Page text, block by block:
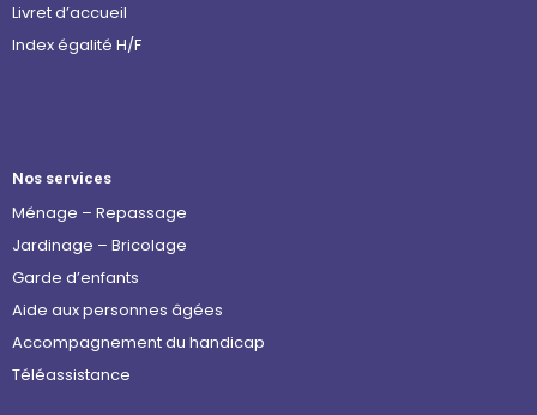
Livret d’accueil
Index égalité H/F
Nos services
Ménage – Repassage
Jardinage – Bricolage
Garde d’enfants
Aide aux personnes âgées
Accompagnement du handicap
Téléassistance